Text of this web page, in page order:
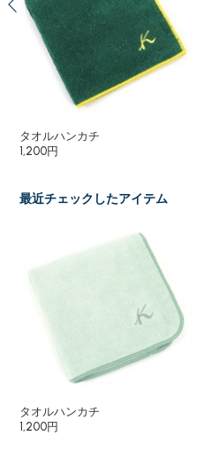
タオルハンカチ
1,200円
最近チェックしたアイテム
タオルハンカチ
1,200円